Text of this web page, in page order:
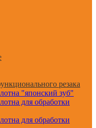
резака
"японский зуб"
для обработки
для обработки